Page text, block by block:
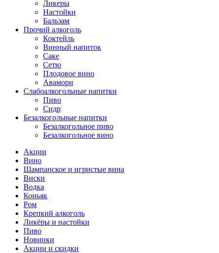
Ликеры
Настойки
Бальзам
Прочий алкоголь
Коктейль
Винный напиток
Саке
Сетю
Плодовое вино
Авамори
Слабоалкогольные напитки
Пиво
Сидр
Безалкогольные напитки
Безалкогольное пиво
Безалкогольное вино
Акции
Вино
Шампанское и игристые вина
Виски
Водка
Коньяк
Ром
Крепкий алкоголь
Ликёры и настойки
Пиво
Новинки
Акции и скидки